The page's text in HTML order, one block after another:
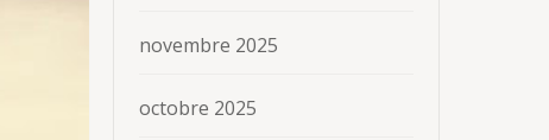
novembre 2025
octobre 2025